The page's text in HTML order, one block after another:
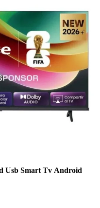
Usb Smart Tv Android